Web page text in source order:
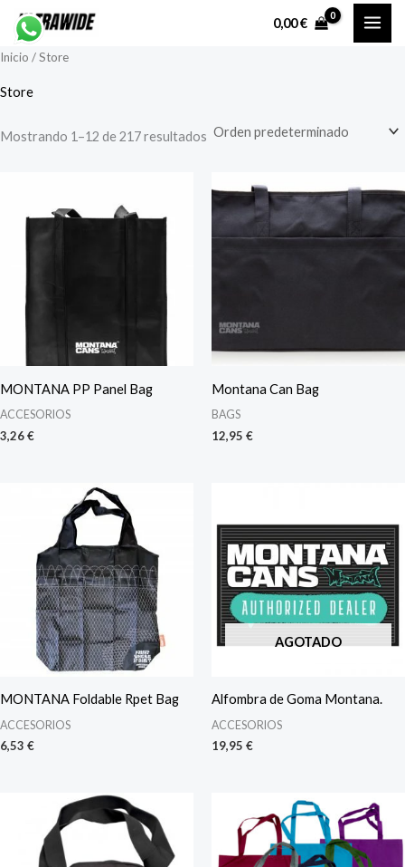
contenido
0,00€
Inicio / Store
Store
Mostrando 1–12 de 217 resultados
MONTANA PP Panel Bag
ACCESORIOS
3,26€
Montana Can Bag
BAGS
12,95 €
MONTANA Foldable Rpet Bag
ACCESORIOS
6,53 €
AGOTADO
Alfombra de Goma Montana.
ACCESORIOS
19,95 €